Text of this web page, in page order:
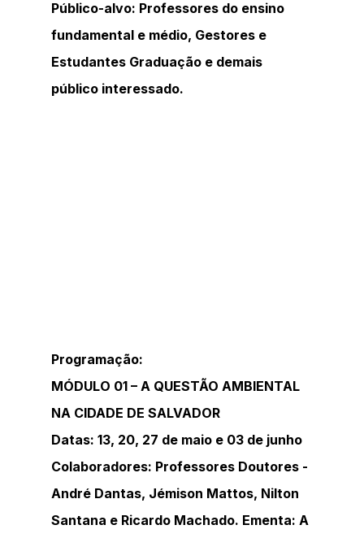
Público-alvo: Professores do ensino
fundamental e médio, Gestores e
Estudantes Graduação e demais
público interessado.
Programação:
MÓDULO 01 – A QUESTÃO AMBIENTAL
NA CIDADE DE SALVADOR
Datas: 13, 20, 27 de maio e 03 de junho
Colaboradores: Professores Doutores -
André Dantas, Jémison Mattos, Nilton
Santana e Ricardo Machado. Ementa: A